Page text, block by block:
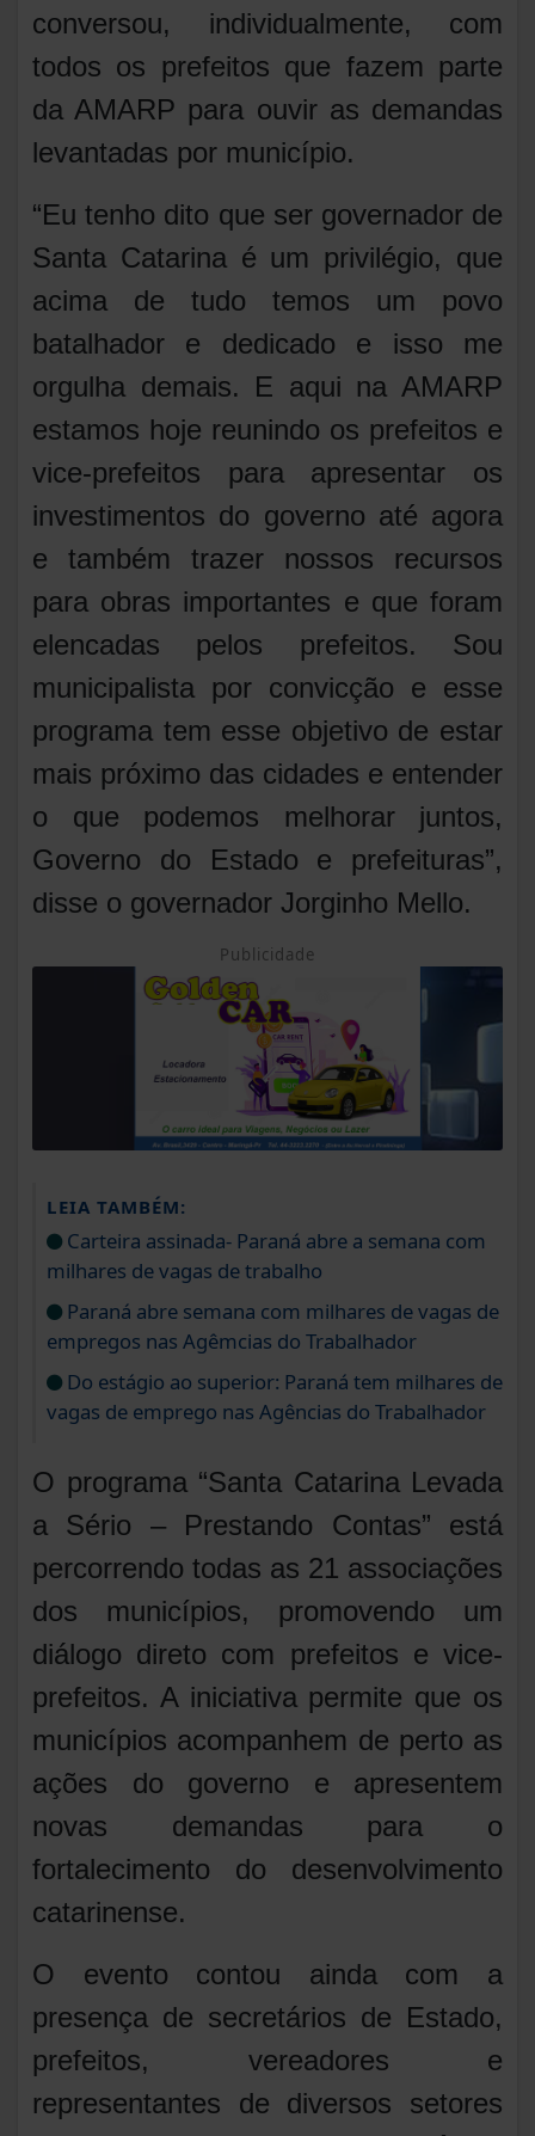
conversou, individualmente, com
todos os prefeitos que fazem parte
da AMARP para ouvir as demandas
levantadas por município.
“Eu tenho dito que ser governador de
Santa Catarina é um privilégio, que
acima de tudo temos um povo
batalhador e dedicado e isso me
orgulha demais. E aqui na AMARP
estamos hoje reunindo os prefeitos e
vice-prefeitos para apresentar os
investimentos do governo até agora
e também trazer nossos recursos
para obras importantes e que foram
elencadas pelos prefeitos. Sou
municipalista por convicção e esse
programa tem esse objetivo de estar
mais próximo das cidades e entender
o que podemos melhorar juntos,
Governo do Estado e prefeituras”,
disse o governador Jorginho Mello.
Publicidade
LEIA TAMBÉM:
Carteira assinada- Paraná abre a semana com
milhares de vagas de trabalho
Paraná abre semana com milhares de vagas de
empregos nas Agêmcias do Trabalhador
Do estágio ao superior: Paraná tem milhares de
vagas de emprego nas Agências do Trabalhador
O programa “Santa Catarina Levada
a Sério – Prestando Contas” está
percorrendo todas as 21 associações
dos municípios, promovendo um
diálogo direto com prefeitos e vice-
prefeitos. A iniciativa permite que os
municípios acompanhem de perto as
ações do governo e apresentem
novas demandas para o
fortalecimento do desenvolvimento
catarinense.
O evento contou ainda com a
presença de secretários de Estado,
prefeitos, vereadores e
representantes de diversos setores